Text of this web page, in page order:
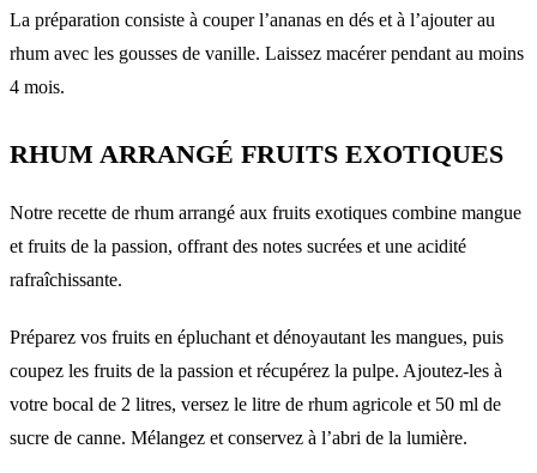
La préparation consiste à couper l’ananas en dés et à l’ajouter au
rhum avec les gousses de vanille. Laissez macérer pendant au moins
4 mois.
RHUM ARRANGÉ FRUITS EXOTIQUES
Notre recette de rhum arrangé aux fruits exotiques combine mangue
et fruits de la passion, offrant des notes sucrées et une acidité
rafraîchissante.
Préparez vos fruits en épluchant et dénoyautant les mangues, puis
coupez les fruits de la passion et récupérez la pulpe. Ajoutez-les à
votre bocal de 2 litres, versez le litre de rhum agricole et 50 ml de
sucre de canne. Mélangez et conservez à l’abri de la lumière.